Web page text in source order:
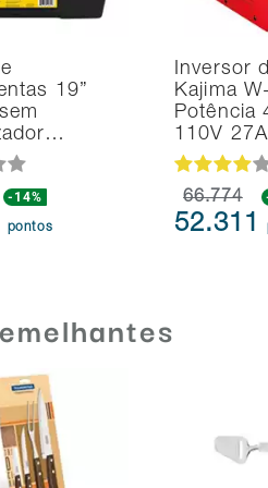
19”
-14%
pontos
Inversor
Kajima
Potência
110V
66.774
52.311